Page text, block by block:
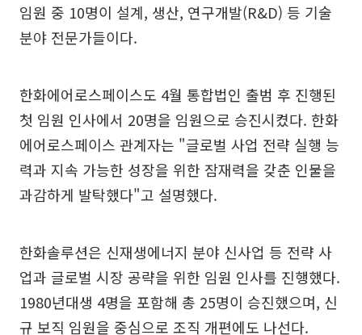
임원 중 10명이 설계, 생산, 연구개발(R&D) 등 기술
분야 전문가들이다.
한화에어로스페이스도 4월 통합법인 출범 후 진행된
첫 임원 인사에서 20명을 임원으로 승진시켰다. 한화
에어로스페이스 관계자는 "글로벌 사업 전략 실행 능
력과 지속 가능한 성장을 위한 잠재력을 갖춘 인물을
과감하게 발탁했다"고 설명했다.
한화솔루션은 신재생에너지 분야 신사업 등 전략 사
업과 글로벌 시장 공략을 위한 임원 인사를 진행했다.
1980년대생 4명을 포함해 총 25명이 승진했으며, 신
규 보직 임원을 중심으로 조직 개편에도 나선다.